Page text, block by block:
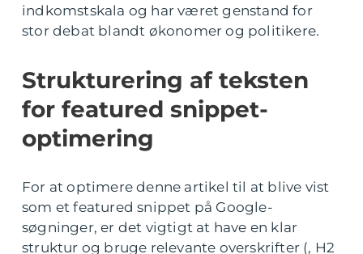
indkomstskala og har været genstand for
stor debat blandt økonomer og politikere.
Strukturering af teksten
for featured snippet-
optimering
For at optimere denne artikel til at blive vist
som et featured snippet på Google-
søgninger, er det vigtigt at have en klar
struktur og bruge relevante overskrifter (, H2